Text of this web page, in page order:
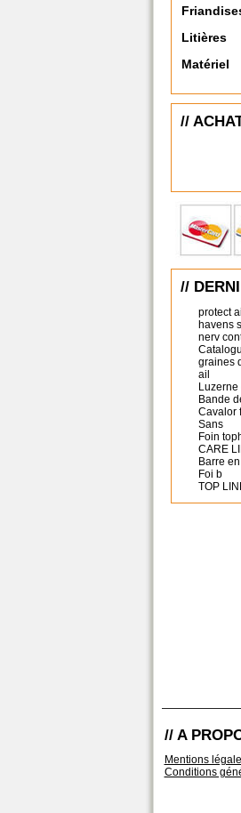
Litières
Matériel
//
//
protect ail
havens
nerv
graines
ail
Bande
Cavalor
Sans
Foin
CARE
Barre
Foi b
TOP
// A
Mentions
Conditions